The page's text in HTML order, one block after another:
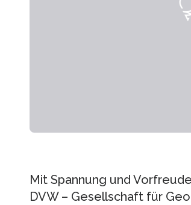
Mit Spannung und
DVW – Gesellschaft für